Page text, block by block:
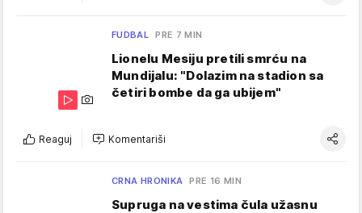
FUDBAL PRE 7 MIN
Lionelu Mesiju pretili smrću na
Mundijalu: "Dolazim na stadion sa
četiri bombe da ga ubijem"
Reaguj Komentariši
CRNA HRONIKA PRE 16 MIN
Supruga na vestima čula užasnu